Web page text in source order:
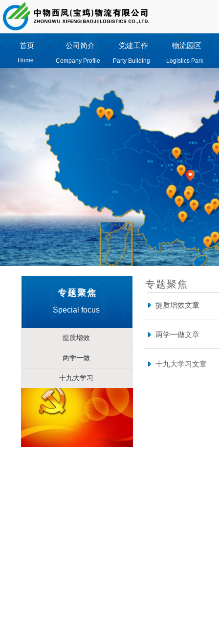
Home Company Profile
首页 公司简介 党建工作 物流园区
Logistics Park
Party Building
专题聚焦
专题聚焦
提质增效文章
两学一做文章
十九大学习文章
Special focus
提质增效
两学一做
十九大学习